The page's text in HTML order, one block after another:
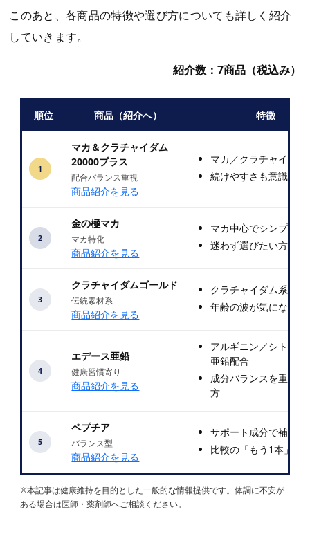
このあと、各商品の特徴や選び方についても詳しく紹介
していきます。
紹介数： 7商品（税込み）
順位 商品（紹介へ） 特徴
1
マカ＆クラチャイダム
20000プラス
配合バランス重視
商品紹介を見る
マカ／クラチャイダム
続けやすさも意識
2
金の極マカ
マカ特化
商品紹介を見る
マカ中心でシンプル
迷わず選びたい方
3
クラチャイダムゴールド
伝統素材系
商品紹介を見る
クラチャイダム系
年齢の波が気になる方
4
エデース亜鉛
健康習慣寄り
商品紹介を見る
アルギニン／シトル
亜鉛配合
成分バランスを重視
方
5
ペプチア
バランス型
商品紹介を見る
サポート成分で補いた
比較の「もう1本」候
※本記事は健康維持を目的とした一般的な情報提供です。体調に不安が
ある場合は医師・薬剤師へご相談ください。